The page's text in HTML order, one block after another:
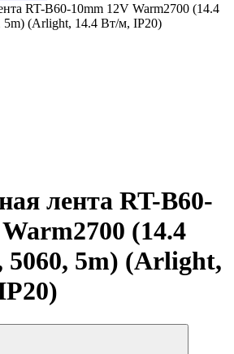
RT-B60-10mm 12V Warm2700 (14.4
5m) (Arlight, 14.4 Вт/м, IP20)
лента RT-B60-
(14.4
5060, 5m) (Arlight,